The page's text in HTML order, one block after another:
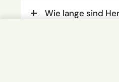
Wie lange sind